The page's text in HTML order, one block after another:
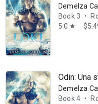
Demelza
Book 3
•
5.0 star
Odin: Una
Demelza
Book 4
•